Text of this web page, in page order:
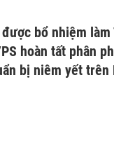
bổ nhiệm làm
hoàn tất phân
bị niêm yết trên